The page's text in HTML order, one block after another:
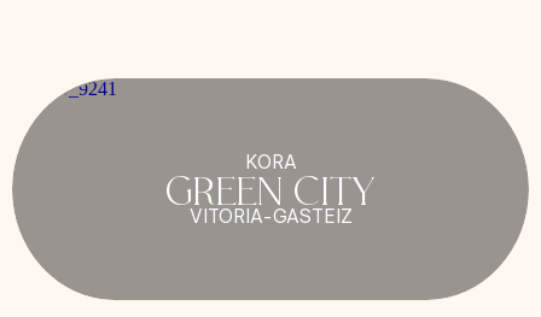
KORA
GREEN CITY
VITORIA-GASTEIZ